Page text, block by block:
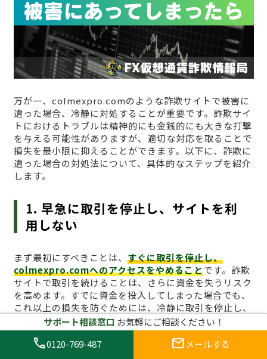
万が一、colmexpro.comのような詐欺サイトで被害に
遭った場合、冷静に対処することが重要です。詐欺サイ
トにおけるトラブルは精神的にも金銭的にも大きな打撃
を与える可能性がありますが、適切な対応を取ることで
損失を最小限に抑えることができます。以下に、詐欺に
遭った場合の対処法について、具体的なステップを紹介
します。
1. 早急に取引を停止し、サイトを利
用しない
まず最初にすべきことは、 すぐに取引を停止し、
colmexpro.comへのアクセスをやめることです。詐欺
サイトで取引を続けることは、さらに資金を失うリスク
を高めます。すでに資金を投入してしまった場合でも、
これ以上の損失を防ぐためには、冷静に取引を停止し、
プラットフォームへのアクセスを避けることが最も効果
的です。ブラウザのキャッシュをクリアし、関連するロ
グイン情報も削除しておくとより安全です。
サポート相談窓口 お気軽にご相談ください！
call0120-769-487 mail メールする